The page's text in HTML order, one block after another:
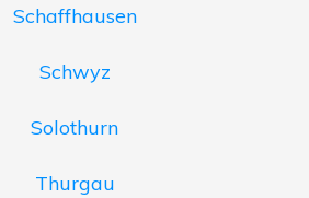
Schaffhausen
Schwyz
Solothurn
Thurgau